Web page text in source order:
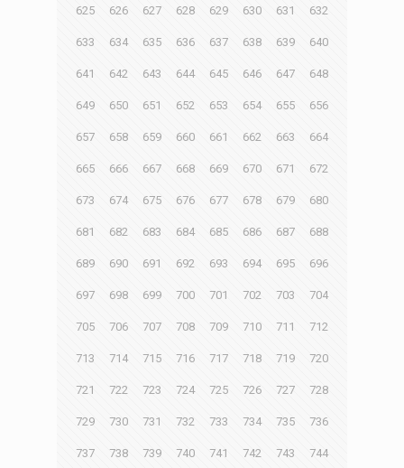
625 626 627 628 629 630 631 632
633 634 635 636 637 638 639 640
641 642 643 644 645 646 647 648
649 650 651 652 653 654 655 656
657 658 659 660 661 662 663 664
665 666 667 668 669 670 671 672
673 674 675 676 677 678 679 680
681 682 683 684 685 686 687 688
689 690 691 692 693 694 695 696
697 698 699 700 701 702 703 704
705 706 707 708 709 710 711 712
713 714 715 716 717 718 719 720
721 722 723 724 725 726 727 728
729 730 731 732 733 734 735 736
737 738 739 740 741 742 743 744